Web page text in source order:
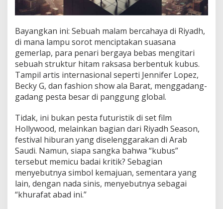
T
Bayangkan ini: Sebuah malam bercahaya di Riyadh,
di mana lampu sorot menciptakan suasana
gemerlap, para penari bergaya bebas mengitari
sebuah struktur hitam raksasa berbentuk kubus.
Tampil artis internasional seperti Jennifer Lopez,
Becky G, dan fashion show ala Barat, menggadang-
gadang pesta besar di panggung global.
Tidak, ini bukan pesta futuristik di set film
Hollywood, melainkan bagian dari Riyadh Season,
festival hiburan yang diselenggarakan di Arab
Saudi. Namun, siapa sangka bahwa “kubus”
tersebut memicu badai kritik? Sebagian
menyebutnya simbol kemajuan, sementara yang
lain, dengan nada sinis, menyebutnya sebagai
“khurafat abad ini.”